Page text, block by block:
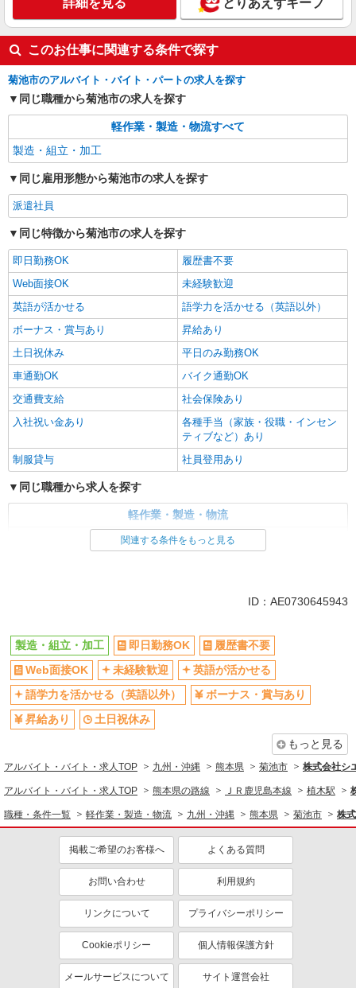
詳細を見る とりあえずキープ
このお仕事に関連する条件で探す
菊池市のアルバイト・バイト・パートの求人を探す
同じ職種から菊池市の求人を探す
軽作業・製造・物流すべて
製造・組立・加工
同じ雇用形態から菊池市の求人を探す
派遣社員
同じ特徴から菊池市の求人を探す
即日勤務OK
履歴書不要
Web面接OK
未経験歓迎
英語が活かせる
語学力を活かせる（英語以外）
ボーナス・賞与あり
昇給あり
土日祝休み
平日のみ勤務OK
車通勤OK
バイク通勤OK
交通費支給
社会保険あり
入社祝い金あり
各種手当（家族・役職・インセン
ティブなど）あり
制服貸与
社員登用あり
同じ職種から求人を探す
軽作業・製造・物流
車通勤OK
交通費支給
社会保険あり
社員登用あり
関連する条件をもっと見る
ID：AE0730645943
製造・組立・加工 即日勤務OK
履歴書不要
Web面接OK
未経験歓迎
英語が活かせる
語学力を活かせる（英語以外）
ボーナス・賞与あり
昇給あり
土日祝休み
もっと見る
アルバイト・バイト・求人TOP 九州・沖縄 熊本県 菊池市 株式会社シ
アルバイト・バイト・求人TOP 熊本県の路線 ＪＲ鹿児島本線 植木駅
職種・条件一覧 軽作業・製造・物流 九州・沖縄 熊本県 菊池市 株
掲載ご希望のお客様へ よくある質問
お問い合わせ 利用規約
リンクについて プライバシーポリシー
Cookieポリシー 個人情報保護方針
メールサービスについて サイト運営会社